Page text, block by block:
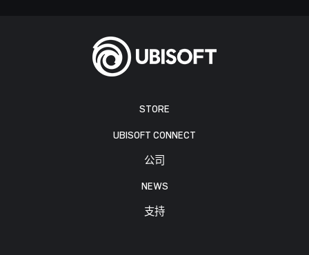
STORE
UBISOFT CONNECT
公司
NEWS
支持